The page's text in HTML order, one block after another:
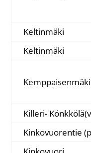
Keltinmäki
Keltinmäki
Kemppaisenmäki
Killeri-
Kinkovuorentie